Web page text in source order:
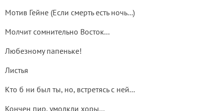
Мотив Гейне (Если смерть есть ночь...)
Молчит сомнительно Восток...
Любезному папеньке!
Листья
Кто б ни был ты, но, встретясь с ней...
Кончен пир, умолкли хоры...